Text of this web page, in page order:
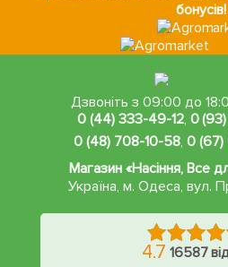
бонусів!
Дзвоніть з 09:00 до
0 (44) 333-49-12, 0
0 (48) 708-10-58, 0
Магазин «Насіння, Все
Україна, м. Одеса,вул.
4.7 16587